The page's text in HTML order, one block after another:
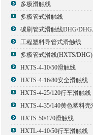
多极滑触线
多极管式滑触线
工程塑料导管式滑触线
多极管式滑线(HXTS/DHG)
HXTS-4-10/50滑触线
HXTS-4-16/80安全滑触线
HXTS-4-25/120行车滑触线
HXTS-50/170滑触线
HXTL-4-10/50行车滑触线